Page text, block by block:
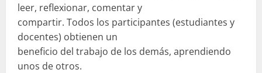
leer, reflexionar, comentar y
compartir. Todos los participantes (estudiantes y
docentes) obtienen un
beneficio del trabajo de los demás, aprendiendo
unos de otros.